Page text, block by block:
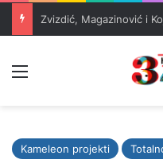
Kameleon projekti